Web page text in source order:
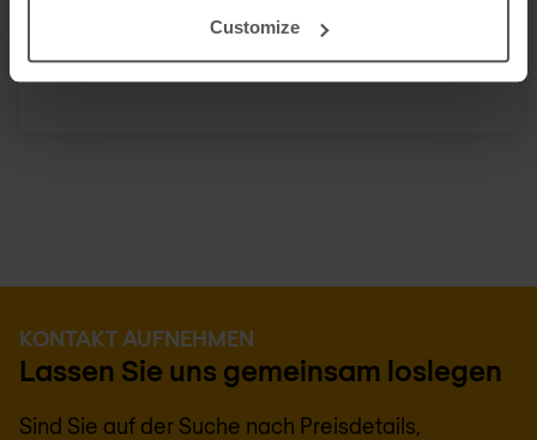
Customize
wandelnden Netzwerkanforderungen gerecht
KONTAKT AUFNEHMEN
Lassen Sie uns gemeinsam loslegen
Sind Sie auf der Suche nach Preisdetails,